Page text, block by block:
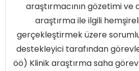
araştırmacının gözetimi ve
araştırma ile ilgili
gerçekleştirmek üzere
destekleyici tarafından
öö) Klinik araştırma saha